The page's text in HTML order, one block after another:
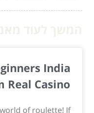
India
Real Casino
of roulette! If